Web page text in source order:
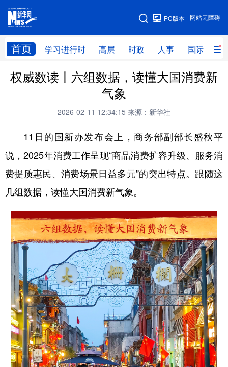
网站无障碍
PC版本
首页 学习进行时 高层 时政 人事 国际 财
网站地图
学习进行时 高层 时政 人事
科技 科创 量子 体育
书画 健康 军事
食品 人居 信息化 数字经济
学术中国 乡村振兴 银龄 溯源中国
城市 旅游 能源 会展
彩票 娱乐 时尚 悦读
公益 亚太网 上市公司
文化产业
权威数读丨六组数据，读懂大国消费新
气象
2026-02-11 12:34:15 来源：新华社
11日的国新办发布会上，商务部副部长盛秋平
说，2025年消费工作呈现“商品消费扩容升级、服务消
费提质惠民、消费场景日益多元”的突出特点。跟随这
几组数据，读懂大国消费新气象。